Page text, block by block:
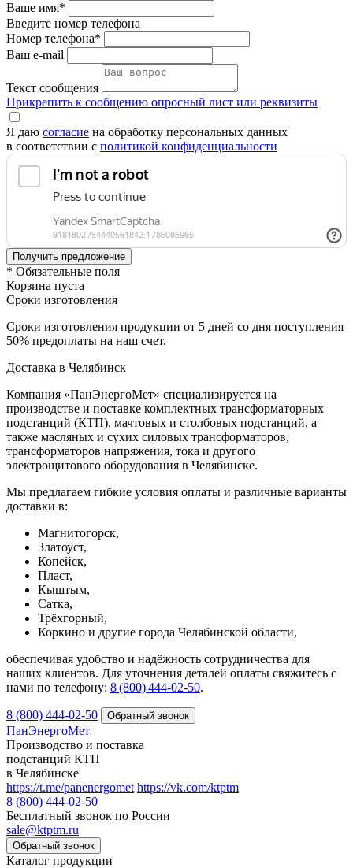
Ваше имя*
Введите номер телефона
Номер телефона*
Ваш e-mail
Текст сообщения
Прикрепить к сообщению опросный лист или реквизиты
Я даю согласие на обработку персональных данных
в соответствии с политикой конфиденциальности
* Обязательные поля
Корзина пуста
Сроки изготовления
Сроки изготовления продукции от 5 дней со дня поступления
50% предоплаты на наш счет.
Доставка в Челябинск
Компания «ПанЭнергоМет» специализируется на
производстве и поставке комплектных трансформаторных
подстанций (КТП), мачтовых и столбовых подстанций, а
также масляных и сухих силовых трансформаторов,
трансформаторов напряжения, тока и другого
электрощитового оборудования в Челябинске.
Мы предлагаем гибкие условия оплаты и различные варианты
доставки в:
Магнитогорск,
Златоуст,
Копейск,
Пласт,
Кыштым,
Сатка,
Трёхгорный,
Коркино и другие города Челябинской области,
обеспечивая удобство и надёжность сотрудничества для
наших клиентов. Для уточнения деталей оплаты свяжитесь с
нами по телефону: 8 (800) 444‑02‑50.
8 (800) 444-02-50
ПанЭнергоМет
Производство и поставка
подстанций КТП
в Челябинске
https://t.me/panenergomet https://vk.com/ktptm
8 (800) 444-02-50
Бесплатный звонок по России
sale@ktptm.ru
Каталог продукции